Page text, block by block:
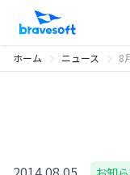
ホーム ニュース 8